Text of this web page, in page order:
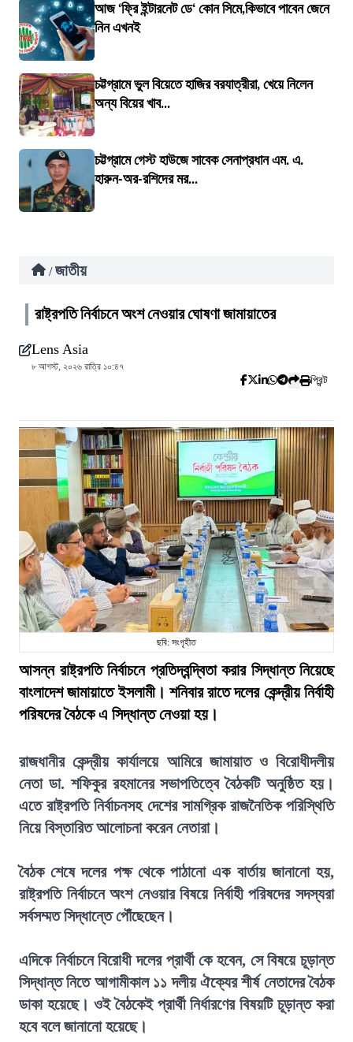
আজ ‘ফ্রি ইন্টারনেট ডে‘ কোন সিমে,কিভাবে পাবেন জেনে
নিন এখনই
চট্টগ্রামে ভুল বিয়েতে হাজির বরযাত্রীরা, খেয়ে নিলেন
অন্য বিয়ের খাব...
চট্টগ্রামে গেস্ট হাউজে সাবেক সেনাপ্রধান এম. এ.
হারুন-অর-রশিদের মর...
/ জাতীয়
রাষ্ট্রপতি নির্বাচনে অংশ নেওয়ার ঘোষণা জামায়াতের
Lens Asia
৮ আগস্ট, ২০২৬ রাত্রি ১০:৪৭
প্রিন্ট
ছবি: সংগৃহীত
আসন্ন রাষ্ট্রপতি নির্বাচনে প্রতিদ্বন্দ্বিতা করার সিদ্ধান্ত নিয়েছে
বাংলাদেশ জামায়াতে ইসলামী। শনিবার রাতে দলের কেন্দ্রীয় নির্বাহী
পরিষদের বৈঠকে এ সিদ্ধান্ত নেওয়া হয়।
রাজধানীর কেন্দ্রীয় কার্যালয়ে আমিরে জামায়াত ও বিরোধীদলীয়
নেতা ডা. শফিকুর রহমানের সভাপতিত্বে বৈঠকটি অনুষ্ঠিত হয়।
এতে রাষ্ট্রপতি নির্বাচনসহ দেশের সামগ্রিক রাজনৈতিক পরিস্থিতি
নিয়ে বিস্তারিত আলোচনা করেন নেতারা।
বৈঠক শেষে দলের পক্ষ থেকে পাঠানো এক বার্তায় জানানো হয়,
রাষ্ট্রপতি নির্বাচনে অংশ নেওয়ার বিষয়ে নির্বাহী পরিষদের সদস্যরা
সর্বসম্মত সিদ্ধান্তে পৌঁছেছেন।
এদিকে নির্বাচনে বিরোধী দলের প্রার্থী কে হবেন, সে বিষয়ে চূড়ান্ত
সিদ্ধান্ত নিতে আগামীকাল ১১ দলীয় ঐক্যের শীর্ষ নেতাদের বৈঠক
ডাকা হয়েছে। ওই বৈঠকেই প্রার্থী নির্ধারণের বিষয়টি চূড়ান্ত করা
হবে বলে জানানো হয়েছে।